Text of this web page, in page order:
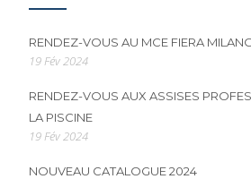
RENDEZ-VOUS AU MCE FIERA
19 Fév 2024
RENDEZ-VOUS AUX ASSISES
LA PISCINE
19 Fév 2024
NOUVEAU CATALOGUE 2024